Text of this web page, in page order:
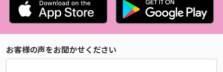
お客様の声をお聞かせください